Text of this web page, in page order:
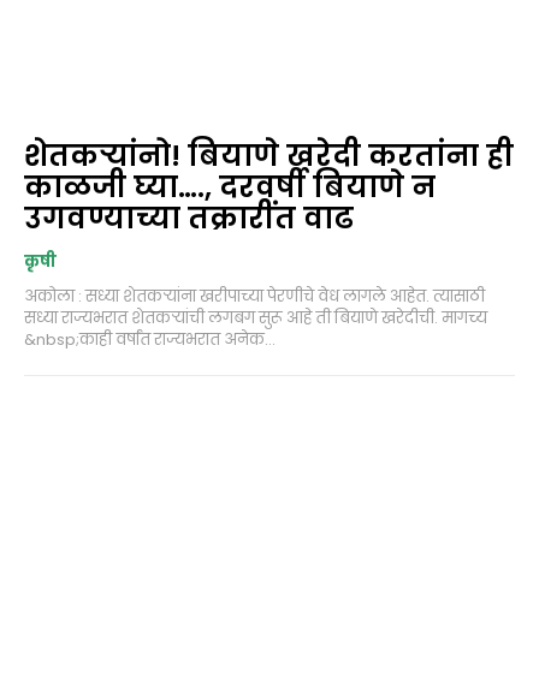
शेतकऱ्यांनो! बियाणे खरेदी करतांना ही
काळजी घ्या…., दरवर्षी बियाणे न
उगवण्याच्या तक्रारींत वाढ
कृषी
अकोला : सध्या शेतकऱ्यांना खरीपाच्या पेरणीचे वेध लागले आहेत. त्यासाठी
सध्या राज्यभरात शेतकऱ्यांची लगबग सुरू आहे ती बियाणे खरेदीची. मागच्य
&nbsp;काही वर्षांत राज्यभरात अनेक...